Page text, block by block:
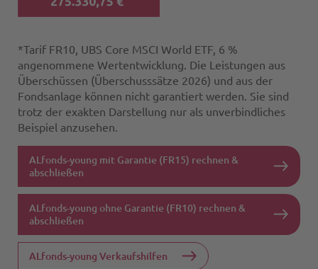
*Tarif FR10, UBS Core MSCI World ETF, 6 %
angenommene Wertentwicklung. Die Leistungen aus
Überschüssen (Überschusssätze 2026) und aus der
Fondsanlage können nicht garantiert werden. Sie sind
trotz der exakten Darstellung nur als unverbindliches
Beispiel anzusehen.
ALfonds-young mit Garantie (FR15) rechnen &
abschließen
ALfonds-young ohne Garantie (FR10) rechnen &
abschließen
ALfonds-young Verkaufshilfen